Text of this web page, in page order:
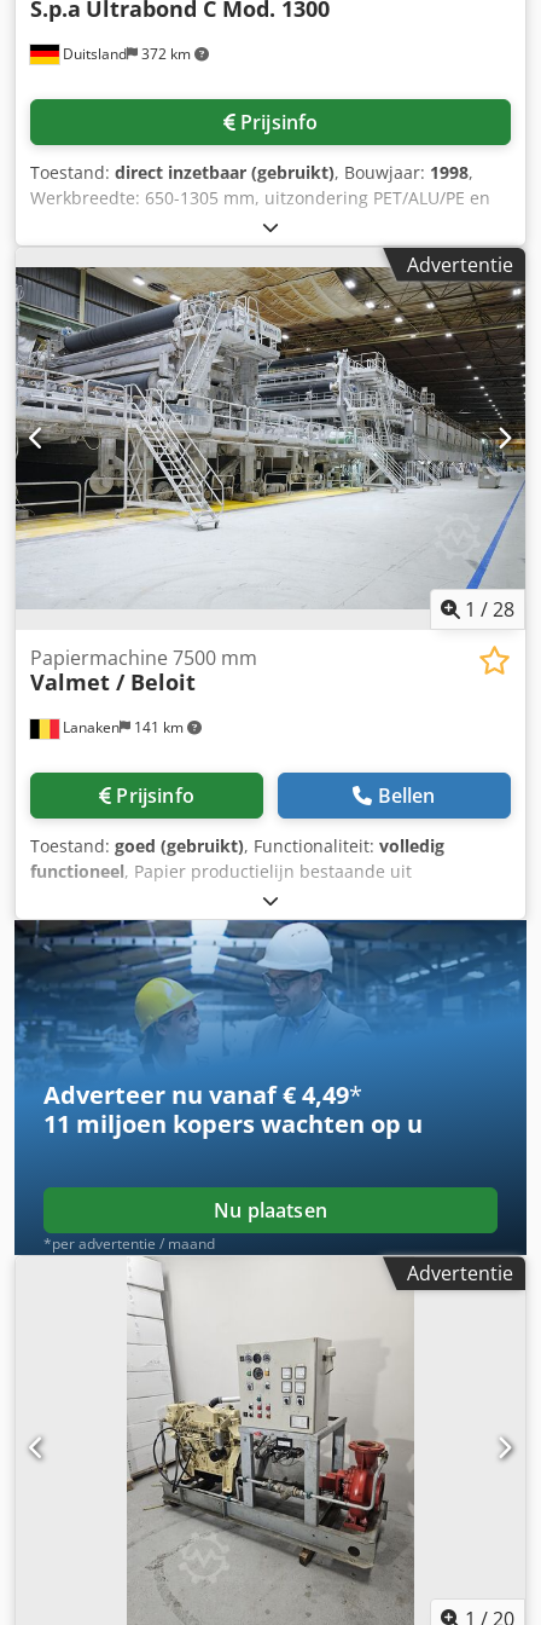
Duitsland 372 km
S.p.a Ultrabond C Mod. 1300
Prijsinfo
Toestand: direct inzetbaar (gebruikt), Bouwjaar: 1998,
Werkbreedte: 650-1305 mm, uitzondering PET/ALU/PE en
ALU/PE: max. 1100 mm, productiesnelheid: 120-220 m/min,
maximale werksnelheid: 300 m/min, maximale primaire
afwikkeldiameter: 1000 mm, binnendiameter kartonnen
kern: 76/152 mm, stalen kern: 150 mm, lijmapplicatie 2K
voor film/film: ca. 1,5-2,5 g/m², 1K voor papier/film: ca. 2,5-
4 g/m², maximale secundaire afwikkeldiameter: 1000 mm,
binnendiameter kartonnen kern: 76/152 mm, stalen kern:
150 mm, maximale wikkeldiameter: 1200 mm,
binnendiameter kartonnen kern: 152 mm, stalen kern: 150
mm, te verwerken materialen, min. polyesterfolie: 10 µm,
min. aluminiumfolie: 6,6 µm, min. PE-folie primaire
afwikkelaar: 40 µm, min. PE-folie secundaire afwikkelaar:
30 µm, max. papier: 150 g/m², lengte: 8625 mm, volledige
mogelijk. Dsdpfxsy Uydfj Akzjwa
Advertentie
1 /28
Lanaken 141 km
Papiermachine 7500 mm
Valmet / Beloit
Prijsinfo Bellen
Toestand: goed (gebruikt), Functionaliteit: volledig
functioneel, Papier productielijn bestaande uit
stofvoorbereiding, papiermachine, inline coaters,
calander, reeler, offline calander, slitter winders en
rolleninpakmachine. In 2019 volledig geüpgraded door
Valmet, inclusief formmaster, topformer, shoepress,
voordroger sectie, inline coating, multinip kalander en
reeler. Kenmerken: Dedpevptbuofx Akzswa Capaciteit: max
~ 350000 T/pa Breedte: 7500 mm Grammage: 35 – 170
Adverteer nu vanaf € 4,49*
11 miljoen koperswachten op u
Nu plaatsen
*per advertentie / maand
Advertentie
1 / 20